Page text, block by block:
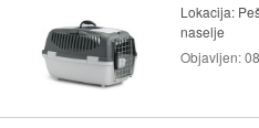
Lokacija:
naselje
Objavljen: